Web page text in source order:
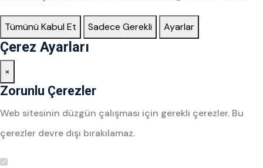
Tümünü Kabul Et Sadece Gerekli Ayarlar
Çerez Ayarları
×
Zorunlu Çerezler
Web sitesinin düzgün çalışması için gerekli çerezler. Bu
çerezler devre dışı bırakılamaz.